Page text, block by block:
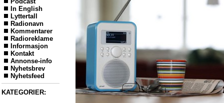
In English
Lyttertall
Radionavn
Kommentarer
Radioreklame
Informasjon
Kontakt
Annonse-info
Nyhetsbrev
Nyhetsfeed
KATEGORIER: